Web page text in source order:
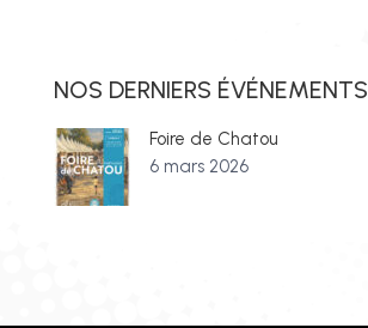
NOS DERNIERS ÉVÉNEMENTS
Foire de Chatou
6 mars 2026